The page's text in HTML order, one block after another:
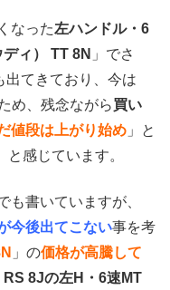
なった左ハンドル・6
ィ） TT 8N 」でさ
出てきており、今は
め、残念ながら買い
値段は上がり始め 」と
と感じています。
も書いていますが、
今後出てこない事を考
」の価格が高騰して
RS 8Jの左H・6速MT